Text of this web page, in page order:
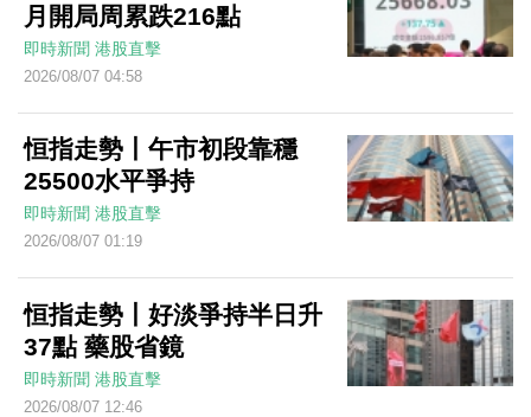
月開局周累跌216點
即時新聞 港股直擊
2026/08/07 04:58
恒指走勢丨午市初段靠穩
25500水平爭持
即時新聞 港股直擊
2026/08/07 01:19
恒指走勢丨好淡爭持半日升
37點 藥股省鏡
即時新聞 港股直擊
2026/08/07 12:46